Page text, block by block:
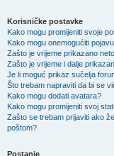
Korisničke postavke
Kako mogu promijeniti svoje
Kako mogu onemogućiti
Zašto je vrijeme prikazano
Zašto je vrijeme i dalje
Je li moguć prikaz sučelja
Što trebam napraviti da bi se
Kako mogu dodati avatara?
Kako mogu promijeniti svoj
Zašto se trebam prijaviti ako
poštom?
Postanje